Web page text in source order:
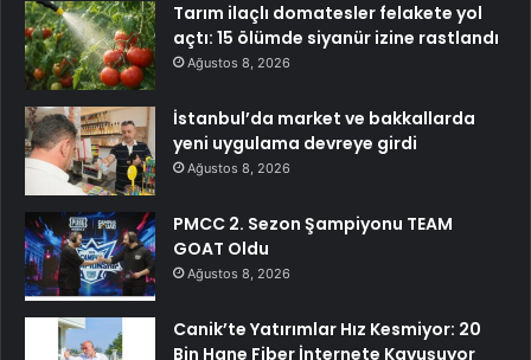
Tarım ilaçlı domatesler felakete yol
açtı: 15 ölümde siyanür izine rastlandı
Ağustos 8, 2026
İstanbul’da market ve bakkallarda
yeni uygulama devreye girdi
Ağustos 8, 2026
PMCC 2. Sezon Şampiyonu TEAM
GOAT Oldu
Ağustos 8, 2026
Canik’te Yatırımlar Hız Kesmiyor: 20
Bin Hane Fiber İnternete Kavuşuyor